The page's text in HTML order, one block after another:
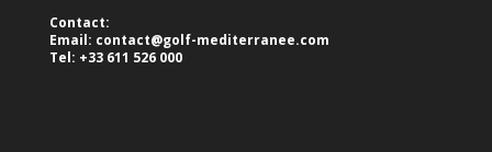
Contact:
Email: contact@golf-mediterranee.com
Tel: +33 611 526 000